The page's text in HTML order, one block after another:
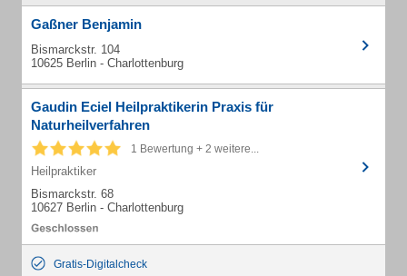
Gaßner Benjamin
Bismarckstr. 104
10625 Berlin - Charlottenburg
Gaudin Eciel Heilpraktikerin Praxis für
Naturheilverfahren
1 Bewertung + 2 weitere...
Heilpraktiker
Bismarckstr. 68
10627 Berlin - Charlottenburg
Gratis-Digitalcheck